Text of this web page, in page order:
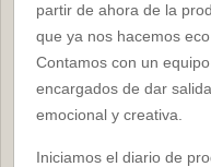
partir de ahora de la
que ya nos hacemos
Contamos con un
encargados de dar
emocional y creativa.
Iniciamos el diario de